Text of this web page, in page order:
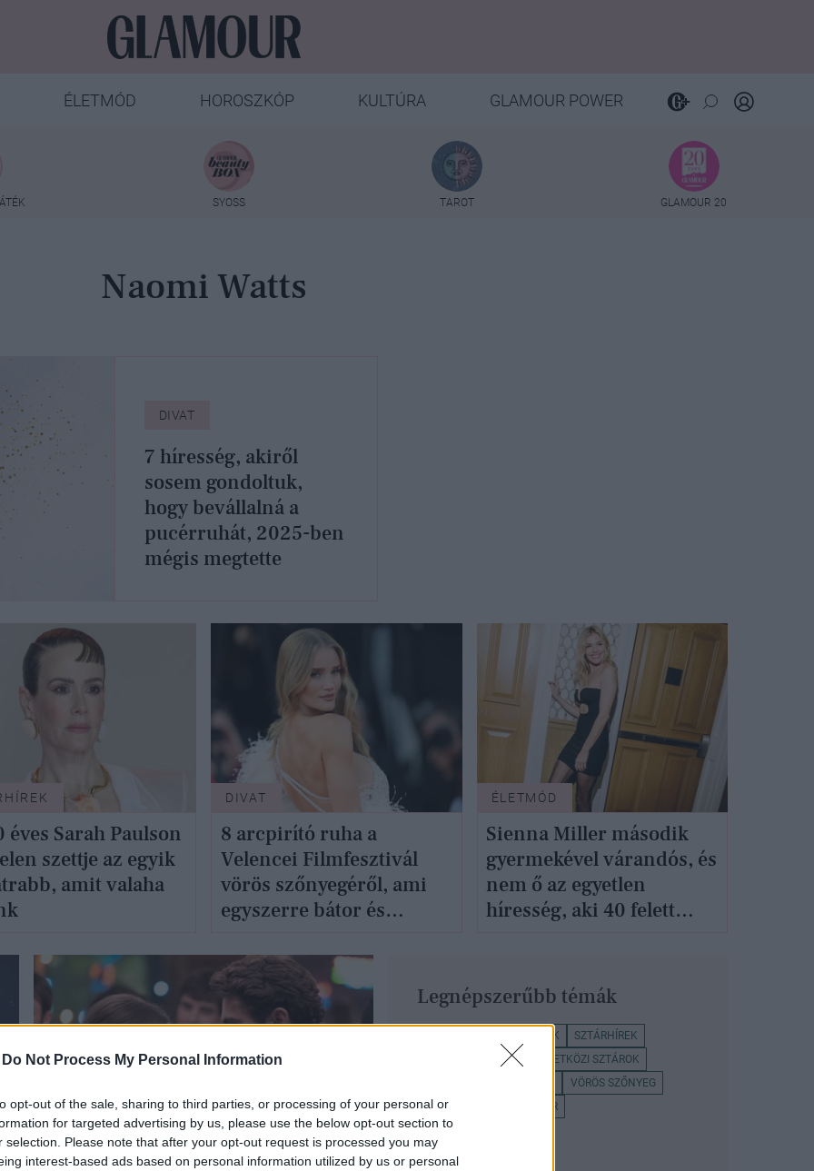
Do Not Process My Personal Information
opt-out of the sale, sharing to third parties, or processing of your personal or
for targeted advertising by us, please use the below opt-out section to
selection. Please note that after your opt-out request is processed you may
interest-based ads based on personal information utilized by us or personal
ÉLETMÓD HOROSZKÓP KULTÚRA GLAMOUR POWER
SYOSS TAROT GLAMOUR 20
Naomi Watts
DIVAT
7 híresség, akiről
sosem gondoltuk,
hogy bevállalná a
pucérruhát, 2025-ben
mégis megtette
éves Sarah Paulson
szettje az egyik
amit valaha
DIVAT
8 arcpirító ruha a
Velencei Filmfesztivál
vörös szőnyegéről, ami
egyszerre bátor és
ÉLETMÓD
Sienna Miller második
gyermekével várandós, és
nem ő az egyetlen
híresség, aki 40 felett
ÉLETMÓD
Legnépszerűbb témák
SZTÁROK
SZTÁRHÍREK
MEZTELENRUHA
NEMZETKÖZI SZTÁROK
VÖRÖS SZŐNYEG
DIVAT
ALICIA VIKANDER